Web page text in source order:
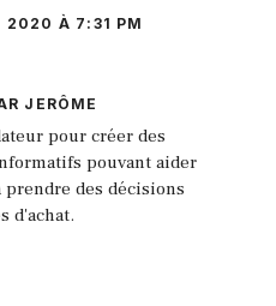
2020 À 7:31 PM
JERÔME
pour créer des
pouvant aider
des décisions
d'achat.